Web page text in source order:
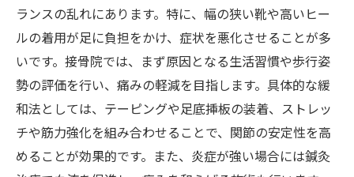
ランスの乱れにあります。特に、幅の狭い靴や高いヒー
ルの着用が足に負担をかけ、症状を悪化させることが多
いです。接骨院では、まず原因となる生活習慣や歩行姿
勢の評価を行い、痛みの軽減を目指します。具体的な緩
和法としては、テーピングや足底挿板の装着、ストレッ
チや筋力強化を組み合わせることで、関節の安定性を高
めることが効果的です。また、炎症が強い場合には鍼灸